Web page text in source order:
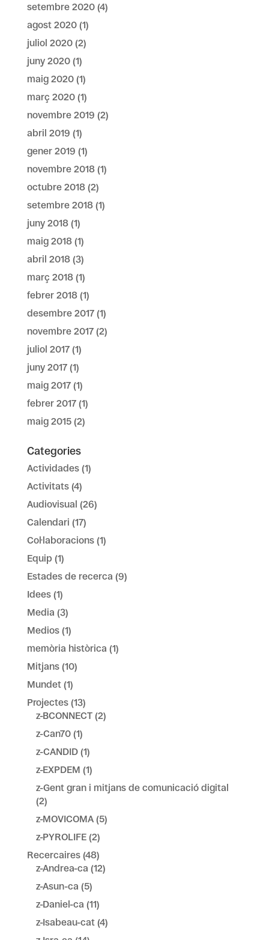
setembre 2020(4)
agost 2020(1)
juliol 2020(2)
juny 2020(1)
maig 2020(1)
març 2020(1)
novembre 2019 (2)
abril 2019 (1)
gener 2019 (1)
novembre 2018(1)
octubre 2018(2)
setembre 2018(1)
juny 2018(1)
maig 2018(1)
abril 2018(3)
març 2018(1)
febrer 2018(1)
desembre 2017(1)
novembre 2017(2)
juliol 2017(1)
juny 2017(1)
maig 2017(1)
febrer 2017(1)
maig 2015(2)
Categories
Actividades(1)
Activitats(4)
Audiovisual (26)
Calendari (17)
Col·laboracions(1)
Equip (1)
Estades de recerca (9)
Idees(1)
Media (3)
Medios(1)
memòria històrica (1)
Mitjans(10)
Mundet(1)
Projectes(13)
z-BCONNECT(2)
z-Can70(1)
z-CANDID(1)
z-EXPDEM (1)
z-Gent gran i mitjans de comunicació digital
(2)
z-MOVICOMA(5)
z-PYROLIFE(2)
Recercaires(48)
z-Andrea-ca (12)
z-Asun-ca (5)
z-Daniel-ca (11)
z-Isabeau-cat(4)